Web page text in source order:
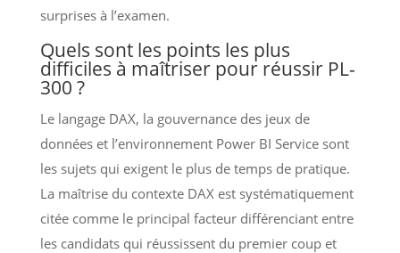
surprises à l’examen.
Quels sont les points les plus
difficiles à maîtriser pour réussir PL-
300 ?
Le langage DAX, la gouvernance des jeux de
données et l’environnement Power BI Service sont
les sujets qui exigent le plus de temps de pratique.
La maîtrise du contexte DAX est systématiquement
citée comme le principal facteur différenciant entre
les candidats qui réussissent du premier coup et